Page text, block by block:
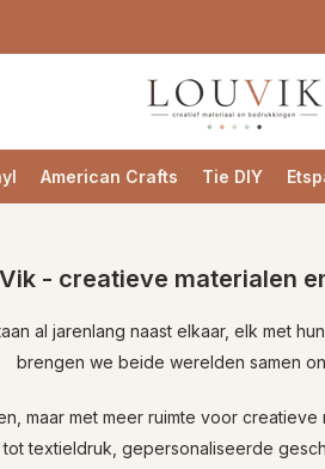
American Crafts Tie DIY
- creatieve materialen
al jarenlang naast elkaar, elk met
brengen we beide werelden samen
maar met meer ruimte voor
textieldruk, gepersonaliseerde